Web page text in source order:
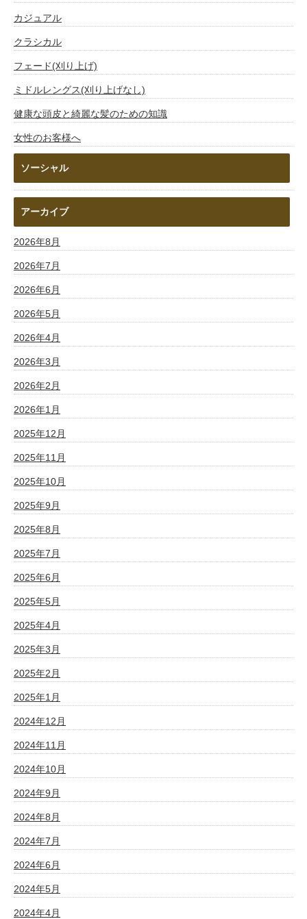
カジュアル
クラシカル
フェード(刈り上げ)
ミドルレングス(刈り上げなし)
健康な頭皮と綺麗な髪のための知識
女性のお客様へ
ソーシャル
アーカイブ
2026年8月
2026年7月
2026年6月
2026年5月
2026年4月
2026年3月
2026年2月
2026年1月
2025年12月
2025年11月
2025年10月
2025年9月
2025年8月
2025年7月
2025年6月
2025年5月
2025年4月
2025年3月
2025年2月
2025年1月
2024年12月
2024年11月
2024年10月
2024年9月
2024年8月
2024年7月
2024年6月
2024年5月
2024年4月